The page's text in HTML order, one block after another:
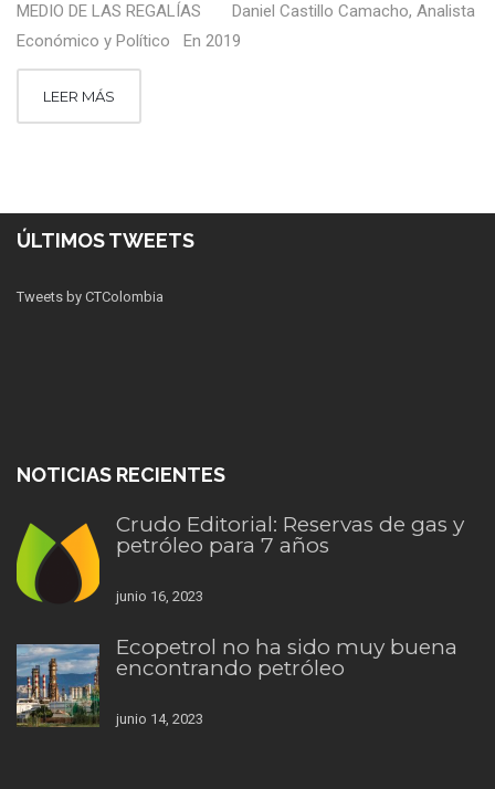
MEDIO DE LAS REGALÍAS Daniel Castillo Camacho, Analista
Económico y Político En 2019
LEER MÁS
ÚLTIMOS TWEETS
Tweets by CTColombia
NOTICIAS RECIENTES
Crudo Editorial: Reservas de gas y
petróleo para 7 años
junio 16, 2023
Ecopetrol no ha sido muy buena
encontrando petróleo
junio 14, 2023